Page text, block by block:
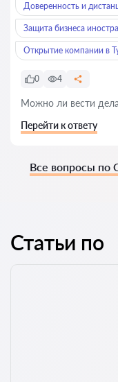
Доверенность и
Защита бизнеса
Открытие компании в
0 4
Можно ли вести
Перейти к ответу
Все вопросы по
Статьи по